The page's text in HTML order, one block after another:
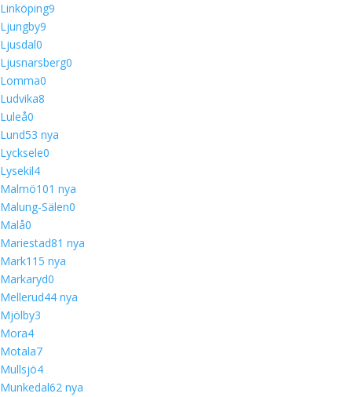
Linköping9
Ljungby9
Ljusdal0
Ljusnarsberg0
Lomma0
Ludvika8
Luleå0
Lund53 nya
Lycksele0
Lysekil4
Malmö101 nya
Malung-Sälen0
Malå0
Mariestad81 nya
Mark115 nya
Markaryd0
Mellerud44 nya
Mjölby3
Mora4
Motala7
Mullsjö4
Munkedal62 nya